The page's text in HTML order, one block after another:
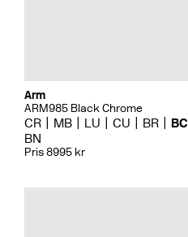
Arm
ARM985 Black Chrome
CR MB LU CU BR BC
BN
Pris 8995 kr